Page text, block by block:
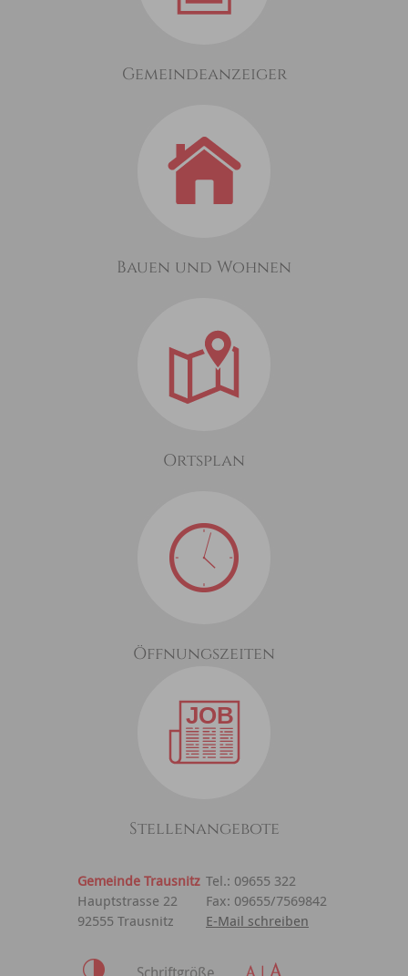
Gemeindeanzeiger
Bauen und Wohnen
Ortsplan
Öffnungszeiten
Stellenangebote
Gemeinde Trausnitz Tel.: 09655 322
Hauptstrasse 22
Fax: 09655/7569842
92555 Trausnitz
E-Mail schreiben